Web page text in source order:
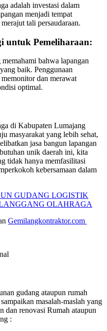
adalah investasi dalam
menjadi tempat
tali persaudaraan.
untuk Pemeliharaan:
bahwa lapangan
baik. Penggunaan
dan merawat
optimal.
di Kabupaten Lumajang
masyarakat yang lebih sehat,
jasa bangun lapangan
unik daerah ini, kita
tidak hanya memfasilitasi
kebersamaan dalam
GUDANG LOGISTIK
OLAHRAGA
Gemilangkontraktor.com
gudang ataupun rumah
masalah-maslah yang
dan renovasi Rumah ataupun
: